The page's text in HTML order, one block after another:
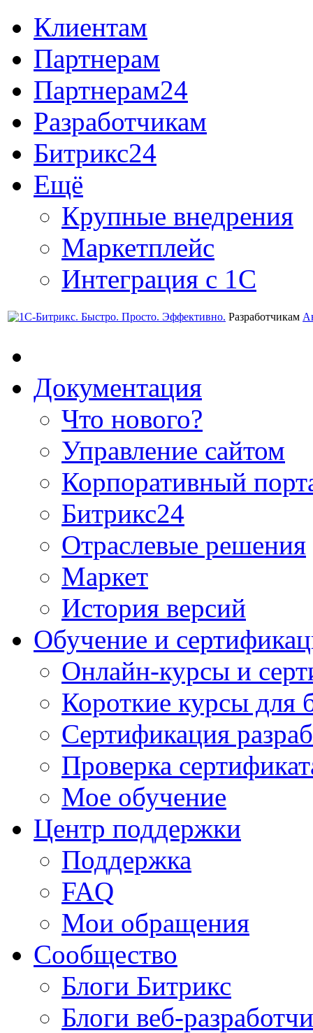
Клиентам
Партнерам
Партнерам24
Разработчикам
Битрикс24
Ещё
Крупные внедрения
Маркетплейс
Интеграция с 1С
Разработчикам
Документация
Что нового?
Управление сайтом
Корпоративный
Битрикс24
Отраслевые решения
Маркет
История версий
Обучение и
Онлайн-курсы и
Короткие курсы для
Сертификация
Проверка
Мое обучение
Центр поддержки
Поддержка
FAQ
Мои обращения
Сообщество
Блоги Битрикс
Блоги веб-